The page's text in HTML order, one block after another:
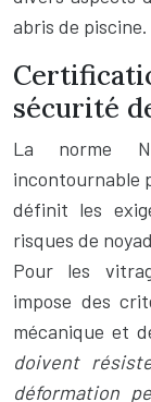
abris de piscine.
sécurité
La norme
incontournable
définit les
risques de
Pour les
impose des
mécanique et
doivent
déformation